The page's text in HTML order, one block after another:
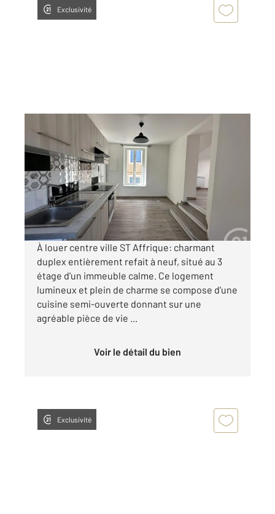
Exclusivité
ST AFFRIQUE 12
46 m2, 2 pièces
Ref : 7674
Appartement F2 à louer
530 €
par mois charges comprises
À louer centre ville ST Affrique: charmant
duplex entièrement refait à neuf, situé au 3
étage d'un immeuble calme. Ce logement
lumineux et plein de charme se compose d'une
cuisine semi-ouverte donnant sur une
agréable pièce de vie ...
Voir le détail du bien
Exclusivité